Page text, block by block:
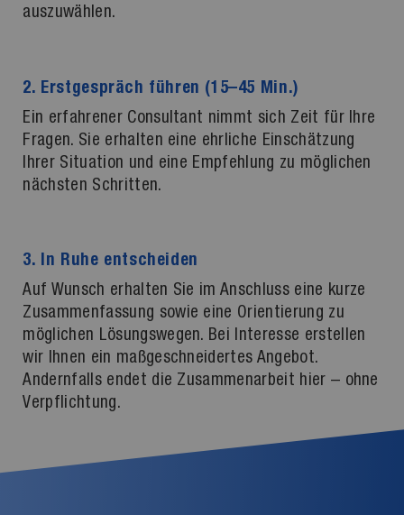
auszuwählen.
2. Erstgespräch führen (15–45 Min.)
Ein erfahrener Consultant nimmt sich Zeit für Ihre
Fragen. Sie erhalten eine ehrliche Einschätzung
Ihrer Situation und eine Empfehlung zu möglichen
nächsten Schritten.
3. In Ruhe entscheiden
Auf Wunsch erhalten Sie im Anschluss eine kurze
Zusammenfassung sowie eine Orientierung zu
möglichen Lösungswegen. Bei Interesse erstellen
wir Ihnen ein maßgeschneidertes Angebot.
Andernfalls endet die Zusammenarbeit hier – ohne
Verpflichtung.